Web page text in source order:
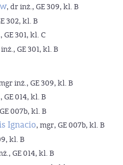
, dr inż., GE 309, kl. B
302, kl. B
GE 301, kl. C
GE 301, kl. B
inż., GE 309, kl. B
GE 014, kl. B
007b, kl. B
Ignacio, mgr, GE 007b, kl. B
kl. B
GE 014, kl. B